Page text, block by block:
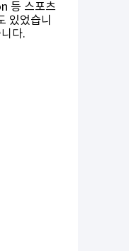
등 스포츠
있었습니
다.